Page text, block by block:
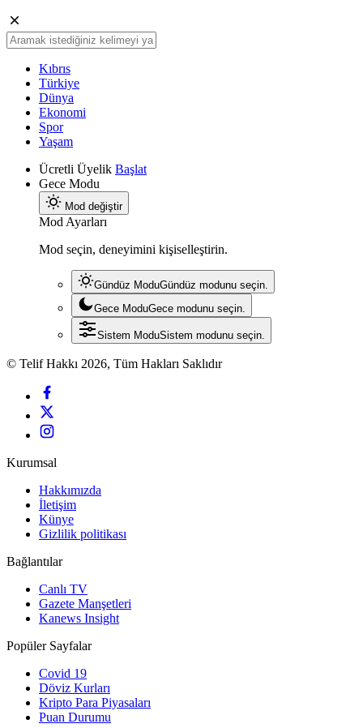
Kıbrıs
Türkiye
Dünya
Ekonomi
Spor
Yaşam
Ücretli Üyelik Başlat
Gece Modu
Mod değiştir
Mod Ayarları
Mod seçin, deneyimini kişiselleştirin.
Gündüz ModuGündüz modunu seçin.
Gece ModuGece modunu seçin.
Sistem ModuSistem modunu seçin.
© Telif Hakkı 2026, Tüm Hakları Saklıdır
Kurumsal
Hakkımızda
İletişim
Künye
Gizlilik politikası
Bağlantılar
Canlı TV
Gazete Manşetleri
Kanews Insight
Popüler Sayfalar
Covid 19
Döviz Kurları
Kripto Para Piyasaları
Puan Durumu